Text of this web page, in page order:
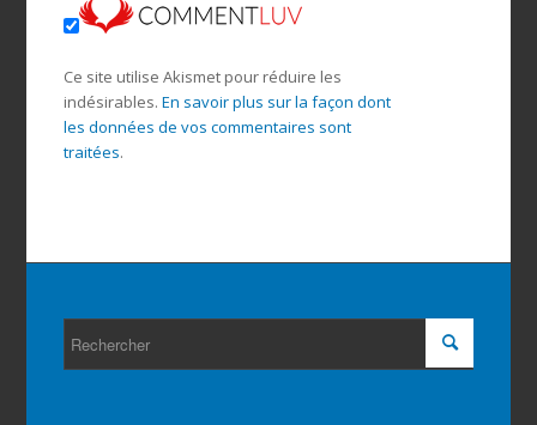
Ce site utilise Akismet pour réduire les
indésirables. En savoir plus sur la façon dont
les données de vos commentaires sont
traitées.